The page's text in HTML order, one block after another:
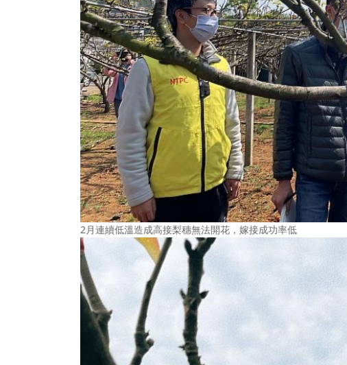
2月連續低溫造成高接梨穗無法開花，嫁接成功率低